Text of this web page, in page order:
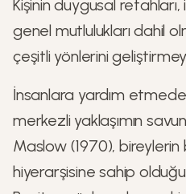
Kişinin duygusal
genel mutlulukları dahil
çeşitli yönlerini
İnsanlara yardım
merkezli yaklaşımın
Maslow (1970),
hiyerarşisine sahip